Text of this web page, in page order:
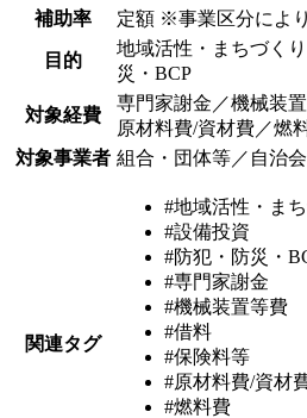
補助率 定額 ※事業区分によ
目的
地域活性・まちづく
災・BCP
対象経費
専門家謝金／機械装
原材料費/資材費／燃
対象事業者 組合・団体等／自治会
関連タグ
#地域活性・ま
#設備投資
#防犯・防災・
#専門家謝金
#機械装置等費
#借料
#保険料等
#原材料費/資材
#燃料費